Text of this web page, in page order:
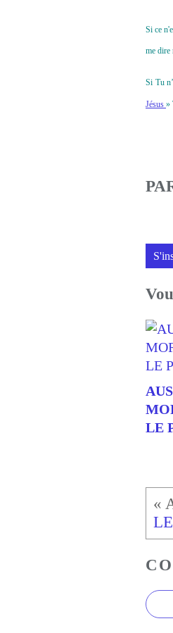
Si ce
me dire
Si Tu
Jésus »
LE